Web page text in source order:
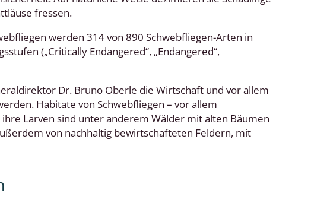
fressen.
werden 314 von 890 Schwebfliegen-Arten in
(„Critically Endangered“, „Endangered“,
Dr. Bruno Oberle die Wirtschaft und vor allem
Habitate von Schwebfliegen – vor allem
Larven sind unter anderem Wälder mit alten Bäumen
von nachhaltig bewirtschafteten Feldern, mit